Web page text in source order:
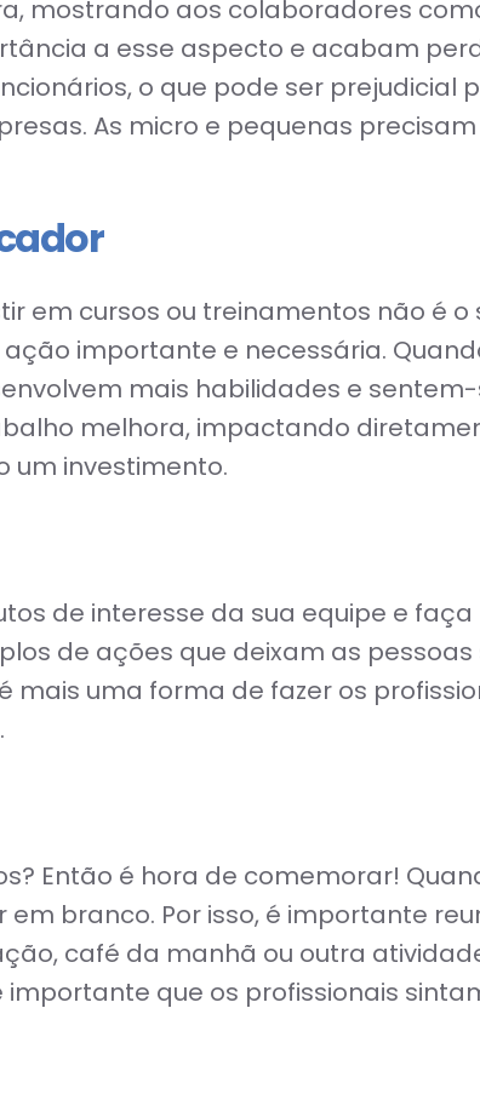
mostrando aos colaboradores
a esse aspecto e acabam
o que pode ser prejudicial
As micro e pequenas
em cursos ou treinamentos não é
importante e necessária.
mais habilidades e
melhora, impactando
um investimento.
de interesse da sua equipe e
de ações que deixam as
uma forma de fazer os
Então é hora de comemorar!
branco. Por isso, é importante
café da manhã ou outra
que os profissionais